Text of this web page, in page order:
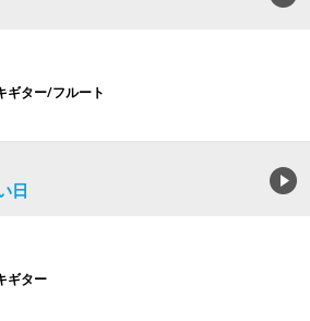
ギター/フルート
日
ギター